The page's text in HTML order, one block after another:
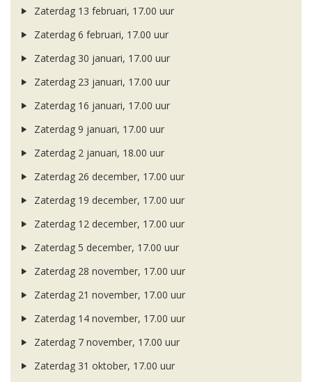
Zaterdag 13 februari, 17.00 uur
Zaterdag 6 februari, 17.00 uur
Zaterdag 30 januari, 17.00 uur
Zaterdag 23 januari, 17.00 uur
Zaterdag 16 januari, 17.00 uur
Zaterdag 9 januari, 17.00 uur
Zaterdag 2 januari, 18.00 uur
Zaterdag 26 december, 17.00 uur
Zaterdag 19 december, 17.00 uur
Zaterdag 12 december, 17.00 uur
Zaterdag 5 december, 17.00 uur
Zaterdag 28 november, 17.00 uur
Zaterdag 21 november, 17.00 uur
Zaterdag 14 november, 17.00 uur
Zaterdag 7 november, 17.00 uur
Zaterdag 31 oktober, 17.00 uur